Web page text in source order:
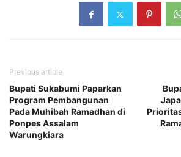
Previous article
Bupati Sukabumi Paparkan
Program Pembangunan
Pada Muhibah Ramadhan di
Ponpes Assalam
Warungkiara